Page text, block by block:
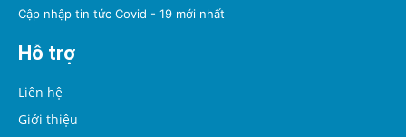
Cập nhập tin tức Covid - 19 mới nhất
Hỗ trợ
Liên hệ
Giới thiệu